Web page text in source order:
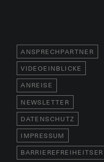
ANSPRECHPARTNER
VIDEOEINBLICKE
ANREISE
NEWSLETTER
DATENSCHUTZ
IMPRESSUM